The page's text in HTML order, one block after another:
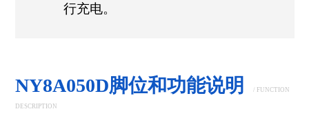
行充电。
NY8A050D脚位和功能说明 / FUNCTION
DESCRIPTION